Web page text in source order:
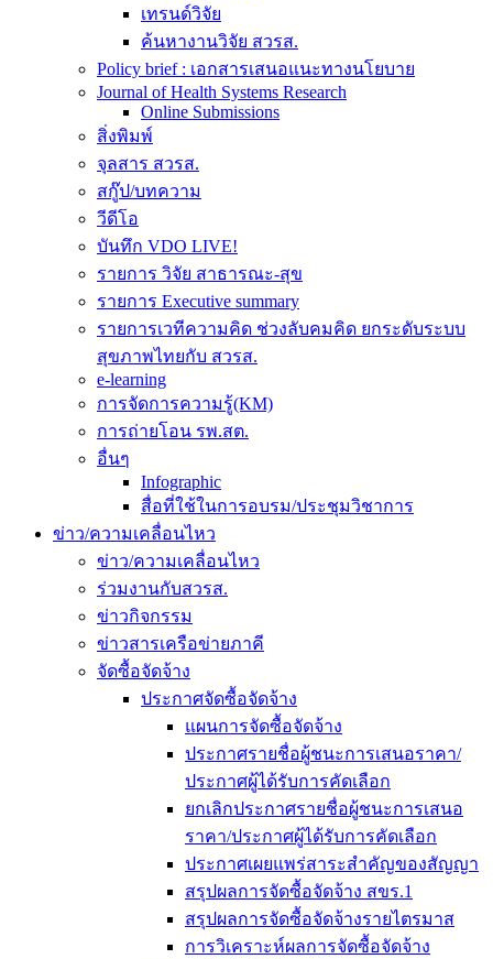
เทรนด์วิจัย
ค้นหางานวิจัย สวรส.
Policy brief : เอกสารเสนอแนะทางนโยบาย
Journal of Health Systems Research
Online Submissions
สิ่งพิมพ์
จุลสาร สวรส.
สกู๊ป/บทความ
วีดีโอ
บันทึก VDO LIVE!
รายการ วิจัย สาธารณะ-สุข
รายการ Executive summary
รายการเวทีความคิด ช่วงลับคมคิด ยกระดับระบบ
สุขภาพไทยกับ สวรส.
e-learning
การจัดการความรู้(KM)
การถ่ายโอน รพ.สต.
อื่นๆ
Infographic
สื่อที่ใช้ในการอบรม/ประชุมวิชาการ
ข่าว/ความเคลื่อนไหว
ข่าว/ความเคลื่อนไหว
ร่วมงานกับสวรส.
ข่าวกิจกรรม
ข่าวสารเครือข่ายภาคี
จัดซื้อจัดจ้าง
ประกาศจัดซื้อจัดจ้าง
แผนการจัดซื้อจัดจ้าง
ประกาศรายชื่อผู้ชนะการเสนอราคา/
ประกาศผู้ได้รับการคัดเลือก
ยกเลิกประกาศรายชื่อผู้ชนะการเสนอ
ราคา/ประกาศผู้ได้รับการคัดเลือก
ประกาศเผยแพร่สาระสำคัญของสัญญา
สรุปผลการจัดซื้อจัดจ้าง สขร.1
สรุปผลการจัดซื้อจัดจ้างรายไตรมาส
การวิเคราะห์ผลการจัดซื้อจัดจ้าง